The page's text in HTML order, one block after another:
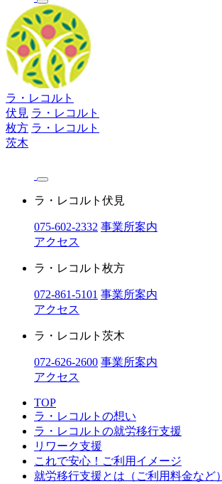
ラ・レコルト
伏見 ラ・レコルト
枚方 ラ・レコルト
茨木
ラ・レコルト伏見
075-602-2332 事業所案内
アクセス
ラ・レコルト枚方
072-861-5101 事業所案内
アクセス
ラ・レコルト茨木
072-626-2600 事業所案内
アクセス
TOP
ラ・レコルトの想い
ラ・レコルトの就労移行支援
リワーク支援
これで安心！ご利用イメージ
就労移行支援とは（ご利用料金など）